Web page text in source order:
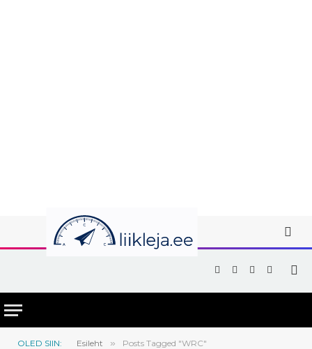
Facebook
X
(Twitter)
Instagram
YouTube
OLED SIIN: Esileht » Posts Tagged "WRC"